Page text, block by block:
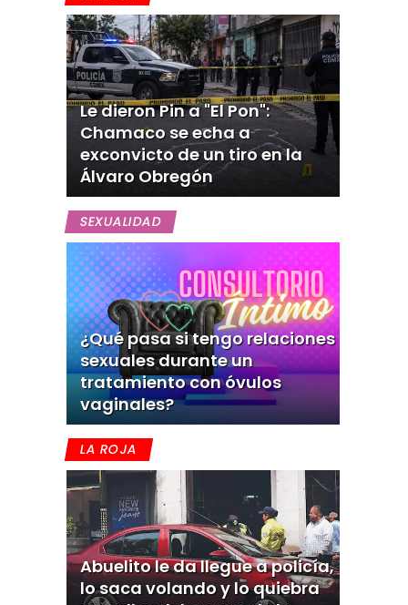
Le dieron Pin a "El Pon":
Chamaco se echa a
exconvicto de un tiro en la
Álvaro Obregón
SEXUALIDAD
¿Qué pasa si tengo relaciones
sexuales durante un
tratamiento con óvulos
vaginales?
LA ROJA
Abuelito le da llegue a policía,
lo saca volando y lo quiebra